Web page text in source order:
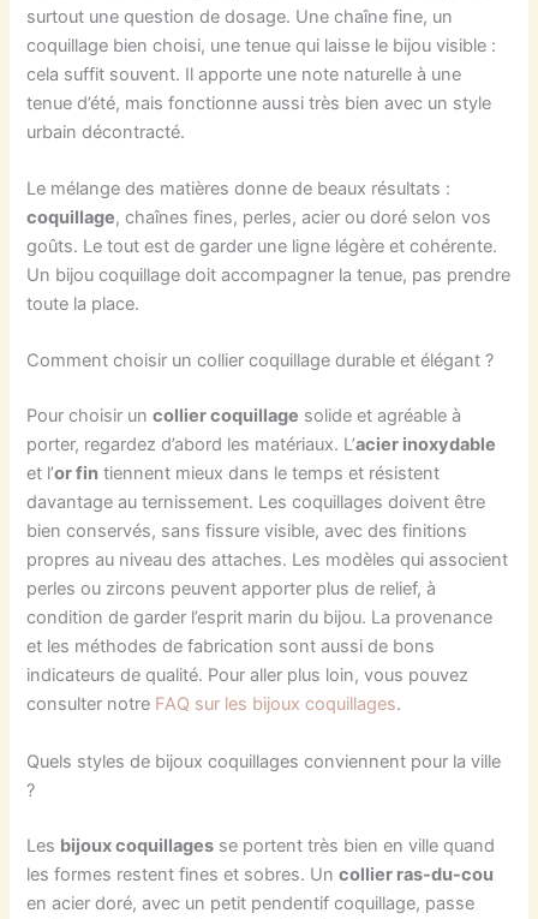
surtout une question de dosage. Une chaîne fine, un
coquillage bien choisi, une tenue qui laisse le bijou visible :
cela suffit souvent. Il apporte une note naturelle à une
tenue d’été, mais fonctionne aussi très bien avec un style
urbain décontracté.
Le mélange des matières donne de beaux résultats :
coquillage, chaînes fines, perles, acier ou doré selon vos
goûts. Le tout est de garder une ligne légère et cohérente.
Un bijou coquillage doit accompagner la tenue, pas prendre
toute la place.
Comment choisir un collier coquillage durable et élégant ?
Pour choisir uncollier coquillage solide et agréable à
porter, regardez d’abord les matériaux. L’acier inoxydable
et l’or fin tiennent mieux dans le temps et résistent
davantage au ternissement. Les coquillages doivent être
bien conservés, sans fissure visible, avec des finitions
propres au niveau des attaches. Les modèles qui associent
perles ou zircons peuvent apporter plus de relief, à
condition de garder l’esprit marin du bijou. La provenance
et les méthodes de fabrication sont aussi de bons
indicateurs de qualité. Pour aller plus loin, vous pouvez
consulter notre FAQ sur les bijoux coquillages.
Quels styles de bijoux coquillages conviennent pour la ville
?
Les bijoux coquillages se portent très bien en ville quand
les formes restent fines et sobres. Uncollier ras-du-cou
en acier doré, avec un petit pendentif coquillage, passe